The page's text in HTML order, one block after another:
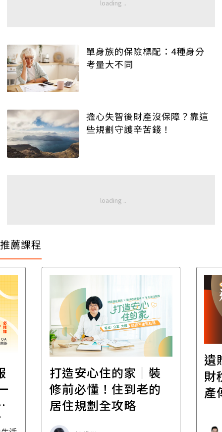
單身族的保險標配：4種身分
考量大不同
擔心失智後財產沒保障？靠這
些規劃守護辛苦錢！
推薦課程
打造安心住的家｜裝
修前必懂！住到老的
居住規劃全攻略
遺
財
產